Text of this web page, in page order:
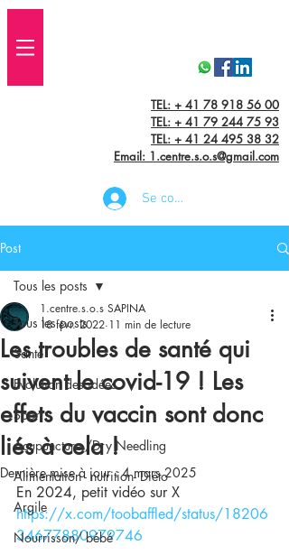
TEL: + 41 78 918 56 00
TEL: + 41 79 244 75 93
TEL: + 41 24 495 38 32‬
Email: 1.centre.s.o.s@gmail.com
Se connecter
Post
Tous les posts
Santé
Evolution des idées
Sport
Acupuncture /Dry Needling
Alimentation - nutrition- Diéto
Argile
Nourrisson/ bébé
Tous les posts
Les troubles de santé qui
suivent le covid-19 ! Les
effets du vaccin sont donc
liés à cela !
1.centre.s.o.s SAPINA
18 févr. 2022 11 min de lecture
Dernière mise à jour :4 mars 2025
En 2024, petit vidéo sur X
https://x.com/toobaffled/status/18206
34677880979746